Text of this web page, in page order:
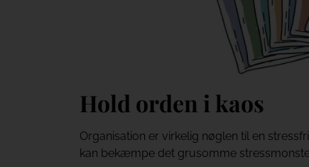
Hold orden i kaos
Organisation er virkelig nøglen til en
kan bekæmpe det grusomme